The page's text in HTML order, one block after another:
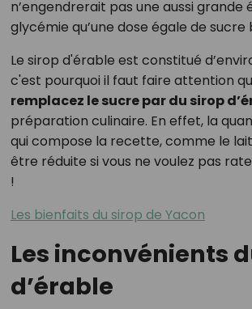
n’engendrerait pas une aussi grande
glycémie qu’une dose égale de sucre
Le sirop d'érable est constitué
c'est pourquoi il faut faire attention
remplacez le sucre par du sirop
préparation culinaire. En effet, la
qui compose la recette, comme le lait
être réduite si vous ne voulez pas
!
Les bienfaits du sirop de Yacon
Les inconvénients
d’érable